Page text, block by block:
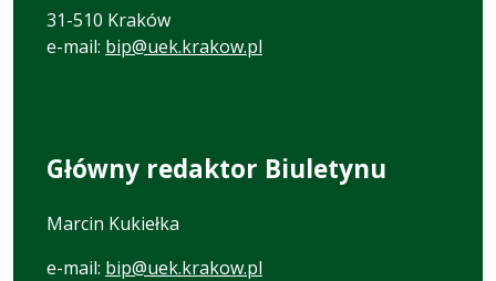
31-510 Kraków
e-mail: bip@uek.krakow.pl
Główny redaktor Biuletynu
Marcin Kukiełka
e-mail: bip@uek.krakow.pl